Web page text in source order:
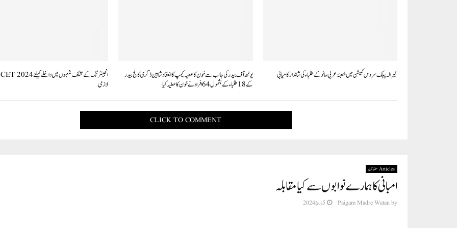
کیرالہ پبلک سروس کمیشن میں شعبۂ عربی ، مانو کے طلباء کی شاندار کامیابی
یوتھ آف بیدر کی جانب سے خون کا عطیہ کیمپ کا انعقاد شاہین ڈگری کالج بیدر
کے18طلباء کے بشمول64افراد نے خون کا عطیہ کیا
لازمی
CLICK TO COMMENT
Articles مضامین
امبانی کا ہمارے نوابوں سے کیا مقابلہ
by
Paigam Madre Watan 5 مارچ 2024